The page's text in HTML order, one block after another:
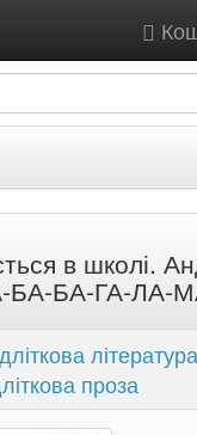
в школі.
БА-БА-ГА-ЛА-
література
проза